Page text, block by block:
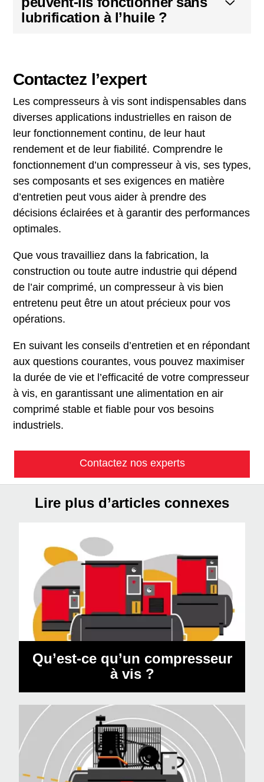
lubrification à l’huile ?
Contactez l’expert
Les compresseurs à vis sont indispensables dans
diverses applications industrielles en raison de
leur fonctionnement continu, de leur haut
rendement et de leur fiabilité. Comprendre le
fonctionnement d’un compresseur à vis, ses types,
ses composants et ses exigences en matière
d’entretien peut vous aider à prendre des
décisions éclairées et à garantir des performances
optimales.
Que vous travailliez dans la fabrication, la
construction ou toute autre industrie qui dépend
de l’air comprimé, un compresseur à vis bien
entretenu peut être un atout précieux pour vos
opérations.
En suivant les conseils d’entretien et en répondant
aux questions courantes, vous pouvez maximiser
la durée de vie et l’efficacité de votre compresseur
à vis, en garantissant une alimentation en air
comprimé stable et fiable pour vos besoins
industriels.
Contactez nos experts
Lire plus d’articles connexes
Qu’est-ce qu’un compresseur
à vis ?